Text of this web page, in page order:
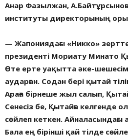
Анар Фазылжан, А.Байтұрсынов
институты директорының
— Жапониядағы «Никко»
президенті Мориату Минато
Өте ерте уақытта әке-
аударған. Содан бері қытай
Араға бірнеше жыл салып,
Сенесіз бе, Қытайға келгенде
сөйлеп кеткен. Айналасындағы
Бала ең бірінші қай тілде